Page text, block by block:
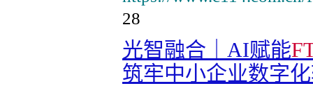
28
光智融合｜AI赋能
筑牢中小企业数字